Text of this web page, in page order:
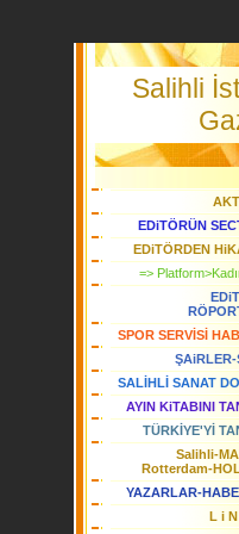
Salihli
EDiTÖRÜN
EDiTÖRDEN
=>
SPOR SERVİSİ
SALİHLİ SANAT
AYIN KiTABINI
TÜRKİYE'Yİ
Salihli-
Rotterdam-
YAZARLAR-
L i